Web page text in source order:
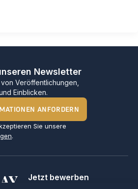
Newsletter
Veröffentlichungen,
Einblicken.
ANFORDERN
Sie unsere
.
Jetzt bewerben